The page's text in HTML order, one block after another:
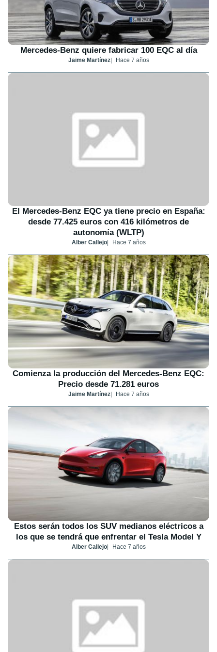
Mercedes-Benz quiere fabricar 100 EQC al día
Jaime Martínez Hace 7 años
El Mercedes-Benz EQC ya tiene precio en España:
desde 77.425 euros con 416 kilómetros de
autonomía (WLTP)
Alber Callejo Hace 7 años
Comienza la producción del Mercedes-Benz EQC:
Precio desde 71.281 euros
Jaime Martínez Hace 7 años
Estos serán todos los SUV medianos eléctricos a
los que se tendrá que enfrentar el Tesla Model Y
Alber Callejo Hace 7 años